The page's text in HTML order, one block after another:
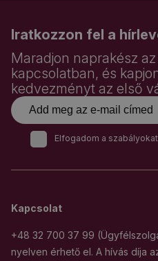
Iratkozzon fel a
Maradjon naprakész
kapcsolatban, és
kedvezményt az első
Elfogadom a szabályokat
Kapcsolat
+48 32 700 37 99
nyelven érhető el. A hívás díja